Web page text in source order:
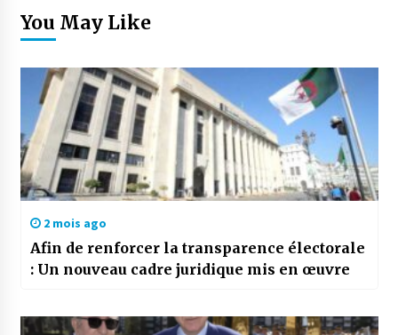
You May Like
2 mois ago
Afin de renforcer la transparence électorale
: Un nouveau cadre juridique mis en œuvre